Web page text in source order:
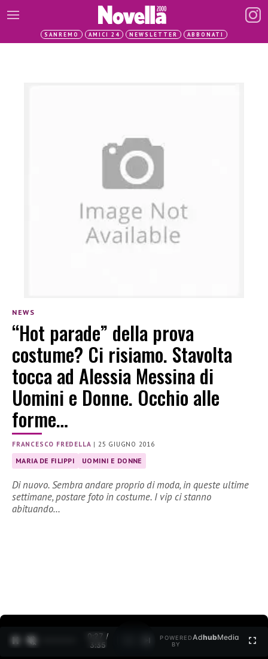
SANREMO AMICI 24 NEWSLETTER ABBONATI
NEWS
“Hot parade” della prova
costume? Ci risiamo. Stavolta
tocca ad Alessia Messina di
Uomini e Donne. Occhio alle
forme…
FRANCESCO FREDELLA | 25 GIUGNO 2016
MARIA DE FILIPPI UOMINI E DONNE
Di nuovo. Sembra andare proprio di moda, in queste ultime
settimane, postare foto in costume. I vip ci stanno
abituando…
0:27 /
3:35
POWERED
BY
AdhubMedia